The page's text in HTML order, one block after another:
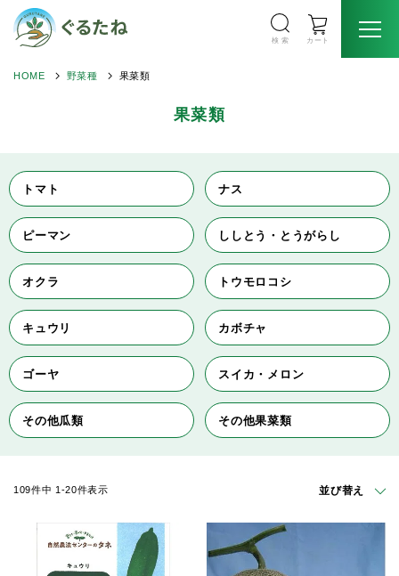
検 索 カート
HOME 野菜種 果菜類
果菜類
トマト ナス
ピーマン ししとう・とうがらし
オクラ トウモロコシ
キュウリ カボチャ
ゴーヤ スイカ・メロン
その他瓜類 その他果菜類
並び替え
109件中 1 -20件表示